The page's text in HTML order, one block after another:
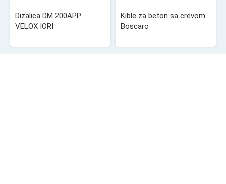
Dizalica DM 200APP
VELOX IORI
Kible za beton sa crevom
Boscaro